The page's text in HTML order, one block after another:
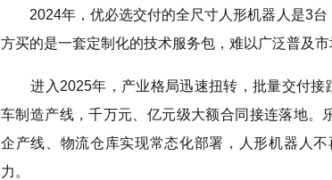
2024年，优必选交付的全尺寸人形机器人是3
方买的是一套定制化的技术服务包，难以广泛普及市
进入2025年，产业格局迅速扭转，批量交付接
车制造产线，千万元、亿元级大额合同接连落地。
企产线、物流仓库实现常态化部署，人形机器人
力。